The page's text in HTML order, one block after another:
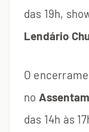
das 19h,
Lendário
O
no
das 14h às